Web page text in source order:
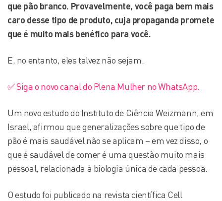
que pão branco. Provavelmente, você paga bem mais
caro desse tipo de produto, cuja propaganda promete
que é muito mais benéfico para você.
E, no entanto, eles talvez não sejam.
✅ Siga o novo canal do Plena Mulher no WhatsApp.
Um novo estudo do Instituto de Ciência Weizmann, em
Israel, afirmou que generalizações sobre que tipo de
pão é mais saudável não se aplicam – em vez disso, o
que é saudável de comer é uma questão muito mais
pessoal, relacionada à biologia única de cada pessoa.
O estudo foi publicado na revista científica Cell